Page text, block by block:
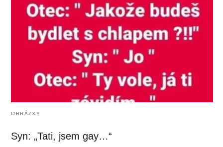
OBRÁZKY
Syn: „Tati, jsem gay…“